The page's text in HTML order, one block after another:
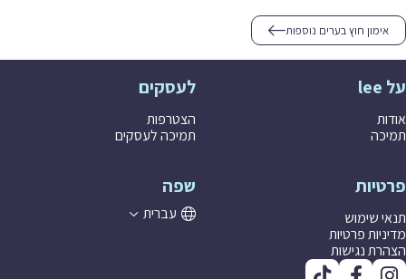
אימון חוץ בערים נוספות
על lee
אודות
תמיכה
לעסקים
הצטרפות
תמיכה לעסקים
פרטיות
תנאי שימוש
מדיניות פרטיות
הצהרת נגישות
שפה
עברית